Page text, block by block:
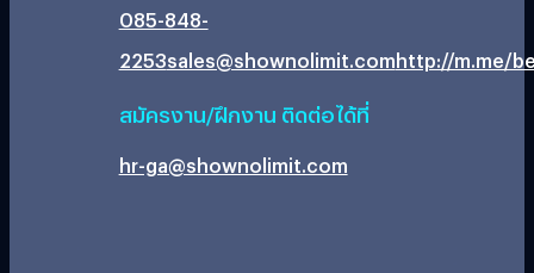
085-848-
2253sales@shownolimit.comhttp://m.me/
สมัครงาน/ฝึกงาน ติดต่อได้ที่
hr-ga@shownolimit.com